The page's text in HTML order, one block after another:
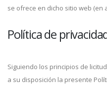
se ofrece en dicho sitio web (en
Política de
Siguiendo los principios de
a su disposición la presente